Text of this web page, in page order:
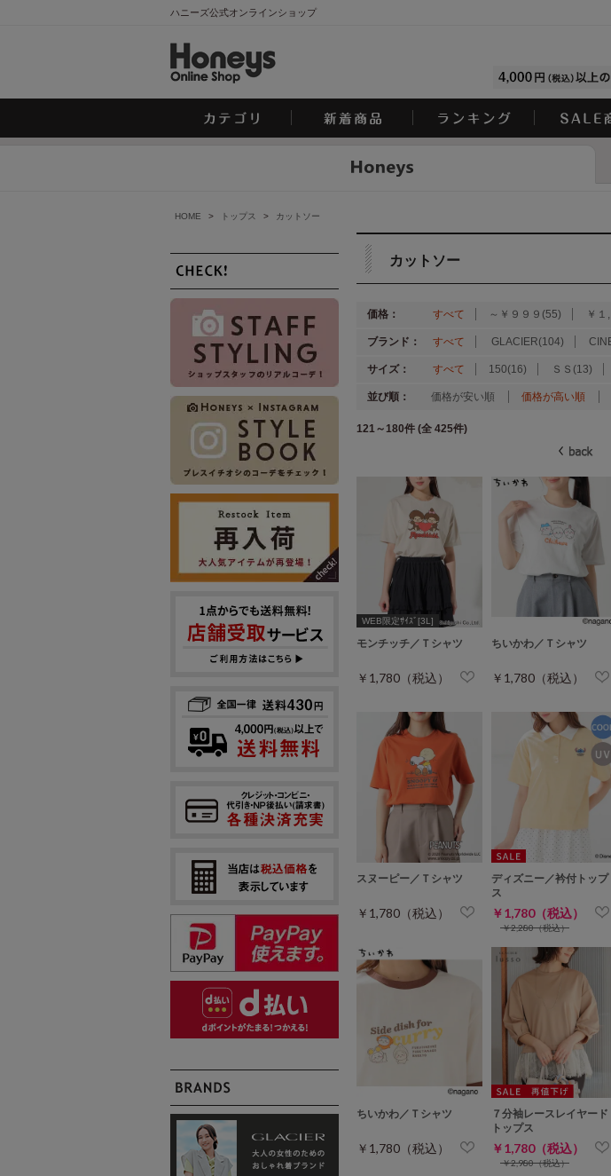
ハニーズ公式オンラインショップ
HOME > トップス > カットソー
カットソー
価格： すべて ～￥９９９(55) ￥
ブランド： すべて GLACIER(104)
サイズ： すべて 150(16) ＳＳ(13)
並び順： 価格が安い順 価格が高い順
121～180件 (全 425件)
WEB限定ｻｲｽﾞ[3L]
モンチッチ／Ｔシャツ
￥1,780（税込）
ちいかわ／Ｔシャツ
￥1,780（税込）
スヌーピー／Ｔシャツ
￥1,780（税込）
ディズニー／衿付トップ
ス
￥1,780（税込）
￥2,280（税込）
ちいかわ／Ｔシャツ
￥1,780（税込）
７分袖レースレイヤード
トップス
￥1,780（税込）
￥2,980（税込）